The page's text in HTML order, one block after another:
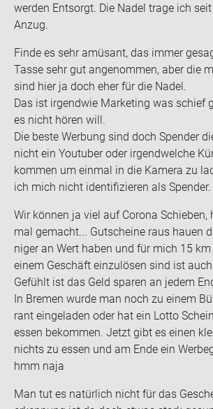
wer­den Ent­sorgt. Die Nadel trage ich
Anzug.
Finde es sehr amü­sant, das immer
Tasse sehr gut an­ge­nom­men, aber die
sind hier ja doch eher für die Nadel.
Das ist ir­gend­wie Mar­ke­ting was schief
es nicht hören will.
Die beste Wer­bung sind doch Spen­der
nicht ein You­tuber oder ir­gend­wel­che
kom­men um ein­mal in die Ka­me­ra zu
ich mich nicht iden­ti­fi­zie­ren als Spen­der.
Wir kön­nen ja viel auf Co­ro­na Schie­ben,
mal ge­macht... Gut­schei­ne raus hauen
ni­ger an Wert haben und für mich 15
einem Ge­schäft ein­zu­lö­sen sind ist auch
Ge­fühlt ist das Geld spa­ren an jedem
In Bre­men wurde man noch zu einem
rant ein­ge­la­den oder hat ein Lotto
essen be­kom­men. Jetzt gibt es einen
nichts zu essen und am Ende ein
hmm naja
Man tut es na­tür­lich nicht für das